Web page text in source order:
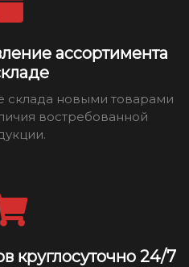
ассортимента
склада новыми товарами
востребованной
круглосуточно 24/7